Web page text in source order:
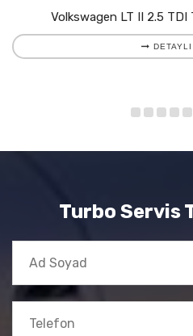
Volkswagen LT II 2.5
Turbo Servis